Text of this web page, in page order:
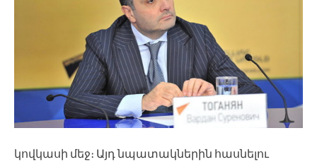
կովկասի մեջ։ Այդ նպատակներին հասնելու